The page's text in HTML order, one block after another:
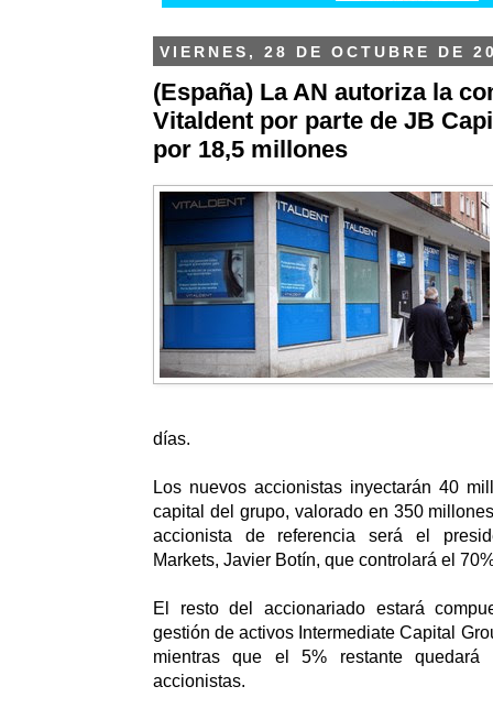
VIERNES, 28 DE OCTUBRE DE
(España) La AN autoriza la
Vitaldent por parte de JB
por 18,5 millones
días.
Los nuevos accionistas inyectarán 40
capital del grupo, valorado en 350
accionista de referencia será el
Markets, Javier Botín, que controlará el
El resto del accionariado estará
gestión de activos Intermediate Capital
mientras que el 5% restante
accionistas.